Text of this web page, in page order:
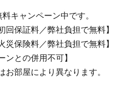
料キャンペーン中です。
回保証料／弊社負担で無料】
災保険料／弊社負担で無料】
ンとの併用不可】
部屋により異なります。